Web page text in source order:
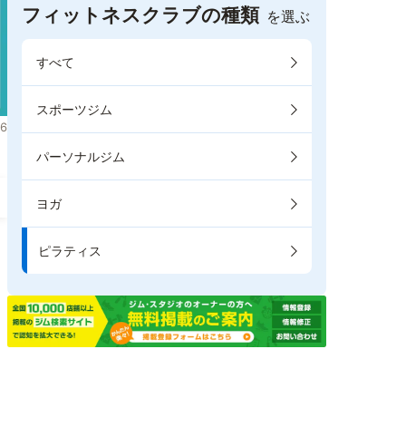
フィットネスクラブの種類 を選ぶ
すべて
スポーツジム
パーソナルジム
ヨガ
ピラティス